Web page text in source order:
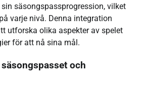
säsongspassprogression, vilket
varje nivå. Denna integration
utforska olika aspekter av spelet
för att nå sina mål.
och